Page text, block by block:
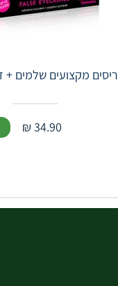
ריסים מקצועים שלמים +
34.90
₪